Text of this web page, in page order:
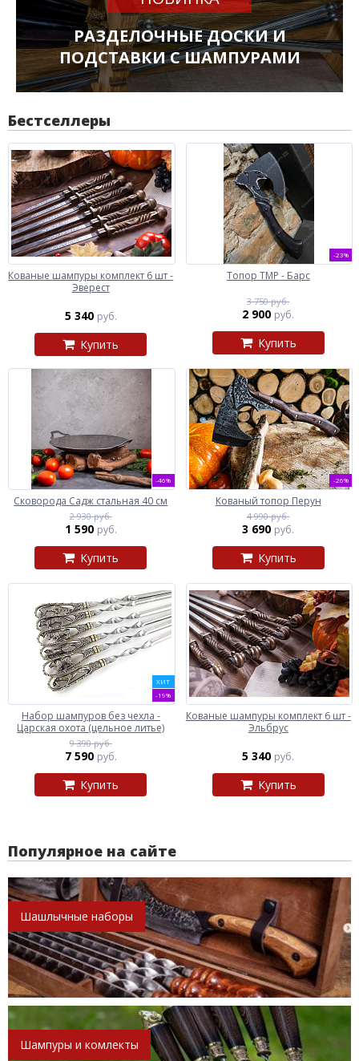
РАЗДЕЛОЧНЫЕ ДОСКИ И
ПОДСТАВКИ С ШАМПУРАМИ
Бестселлеры
Кованые шампуры комплект 6 шт -
Эверест
5 340 руб.
Купить
-23%
Топор ТМР - Барс
3 750 руб.
2 900 руб.
Купить
-46%
Сковорода Садж стальная 40 см
2 930 руб.
1 590 руб.
Купить
-26%
Кованый топор Перун
4 990 руб.
3 690 руб.
Купить
ХИТ
-19%
Набор шампуров без чехла -
Царская охота (цельное литье)
9 390 руб.
7 590 руб.
Купить
Кованые шампуры комплект 6 шт -
Эльбрус
5 340 руб.
Купить
Популярное на сайте
Шашлычные наборы
Шампуры и комлекты